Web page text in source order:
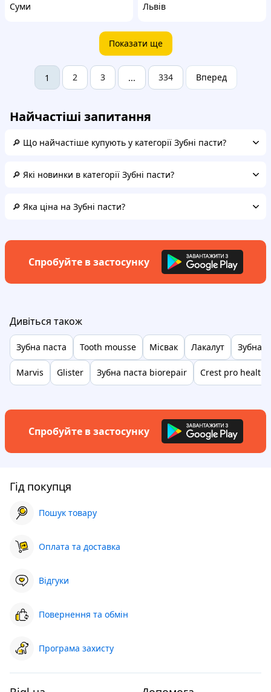
Суми
Львів
Показати ще
1 2 3 ... 334 Вперед
Найчастіші запитання
🔎 Що найчастіше купують у категорії Зубні пасти?
🔎 Які новинки в категорії Зубні пасти?
🔎 Яка ціна на Зубні пасти?
Спробуйте в застосунку
Дивіться також
Зубна паста Tooth mousse Місвак Лакалут Зубна
Marvis Glister Зубна паста biorepair Crest pro health
Спробуйте в застосунку
Гід покупця
Пошук товару
Оплата та доставка
Відгуки
Повернення та обмін
Програма захисту